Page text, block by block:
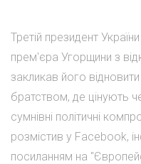
Третій президент
прем'єра Угорщини з
закликав його
братством, де цінують
сумнівні політичні
розмістив у Facebook,
посиланням на